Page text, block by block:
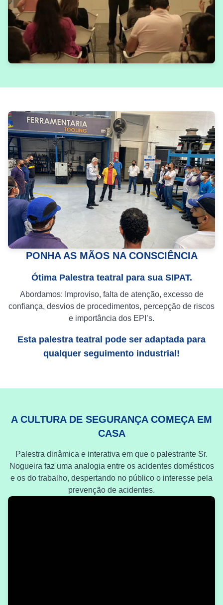
PONHA AS MÃOS NA CONSCIÊNCIA
Ótima Palestra teatral para sua SIPAT.
Abordamos: Improviso, falta de atenção, excesso de
confiança, desvios de procedimentos, percepção de riscos
e importância dos EPI’s.
Esta palestra teatral pode ser adaptada para
qualquer seguimento industrial!
A CULTURA DE SEGURANÇA COMEÇA EM
CASA
Palestra dinâmica e interativa em que o palestrante Sr.
Nogueira faz uma analogia entre os acidentes domésticos
e os do trabalho, despertando no público o interesse pela
prevenção de acidentes.